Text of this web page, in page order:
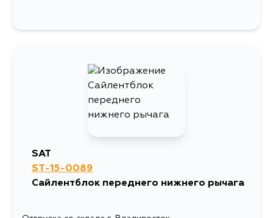
SAT
ST-15-0089
Сайлентблок переднего нижнего рычага